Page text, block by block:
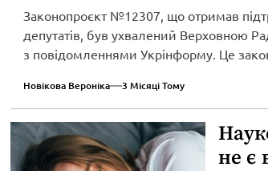
Законопроєкт №12307, що отримав
депутатів, був ухвалений Верховною
з повідомленнями Укрінформу. Це
Новікова Вероніка 3 Місяці Тому
не є